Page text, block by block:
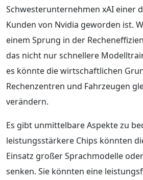
Schwesterunternehmen xAI einer
Kunden von Nvidia geworden ist.
einem Sprung in der
das nicht nur schnellere
es könnte die wirtschaftlichen
Rechenzentren und Fahrzeugen
verändern.
Es gibt unmittelbare Aspekte zu
leistungsstärkere Chips könnten
Einsatz großer Sprachmodelle
senken. Sie könnten eine